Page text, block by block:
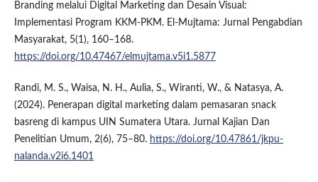
Branding melalui Digital Marketing dan Desain Visual:
Implementasi Program KKM-PKM. El-Mujtama: Jurnal Pengabdian
Masyarakat, 5(1), 160–168.
https://doi.org/10.47467/elmujtama.v5i1.5877
Randi, M. S., Waisa, N. H., Aulia, S., Wiranti, W., & Natasya, A.
(2024). Penerapan digital marketing dalam pemasaran snack
basreng di kampus UIN Sumatera Utara. Jurnal Kajian Dan
Penelitian Umum, 2(6), 75–80. https://doi.org/10.47861/jkpu-
nalanda.v2i6.1401